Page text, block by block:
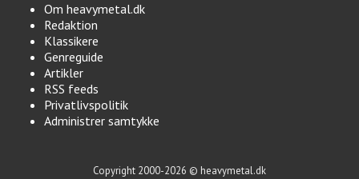
Om heavymetal.dk
Redaktion
Klassikere
Genreguide
Artikler
RSS feeds
Privatlivspolitik
Administrer samtykke
Copyright 2000-2026 © heavymetal.dk